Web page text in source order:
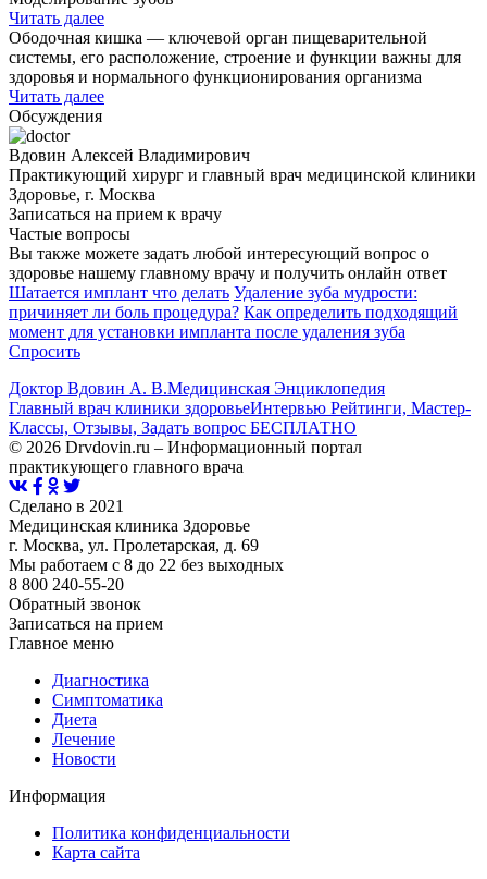
Читать далее
Ободочная кишка — ключевой орган пищеварительной
системы, его расположение, строение и функции важны для
здоровья и нормального функционирования организма
Читать далее
Обсуждения
Вдовин Алексей Владимирович
Практикующий хирург и главный врач медицинской клиники
Здоровье, г. Москва
Записаться на прием к врачу
Частые вопросы
Вы также можете задать любой интересующий вопрос о
здоровье нашему главному врачу и получить онлайн ответ
Шатается имплант что делать Удаление зуба мудрости:
причиняет ли боль процедура? Как определить подходящий
момент для установки импланта после удаления зуба
Спросить
Доктор Вдовин А. В.Медицинская Энциклопедия
Главный врач клиники здоровьеИнтервью Рейтинги, Мастер-
Классы, Отзывы, Задать вопрос БЕСПЛАТНО
© 2026 Drvdovin.ru – Информационный портал
практикующего главного врача
Сделано в 2021
Медицинская клиника Здоровье
г. Москва, ул. Пролетарская, д. 69
Мы работаем с 8 до 22 без выходных
8 800 240-55-20
Обратный звонок
Записаться на прием
Главное меню
Диагностика
Cимптоматика
Диета
Лечение
Новости
Информация
Политика конфиденциальности
Карта сайта